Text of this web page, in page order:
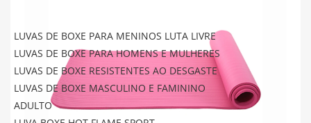
LUVAS DE BOXE PARA MENINOS LUTA LIVRE
LUVAS DE BOXE PARA HOMENS E MULHERES
LUVAS DE BOXE RESISTENTES AO DESGASTE
LUVAS DE BOXE MASCULINO E FAMININO
ADULTO